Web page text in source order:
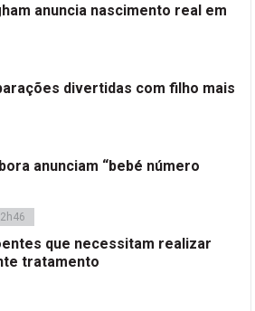
anuncia nascimento real em
divertidas com filho mais
anunciam “bebé número
que necessitam realizar
tratamento